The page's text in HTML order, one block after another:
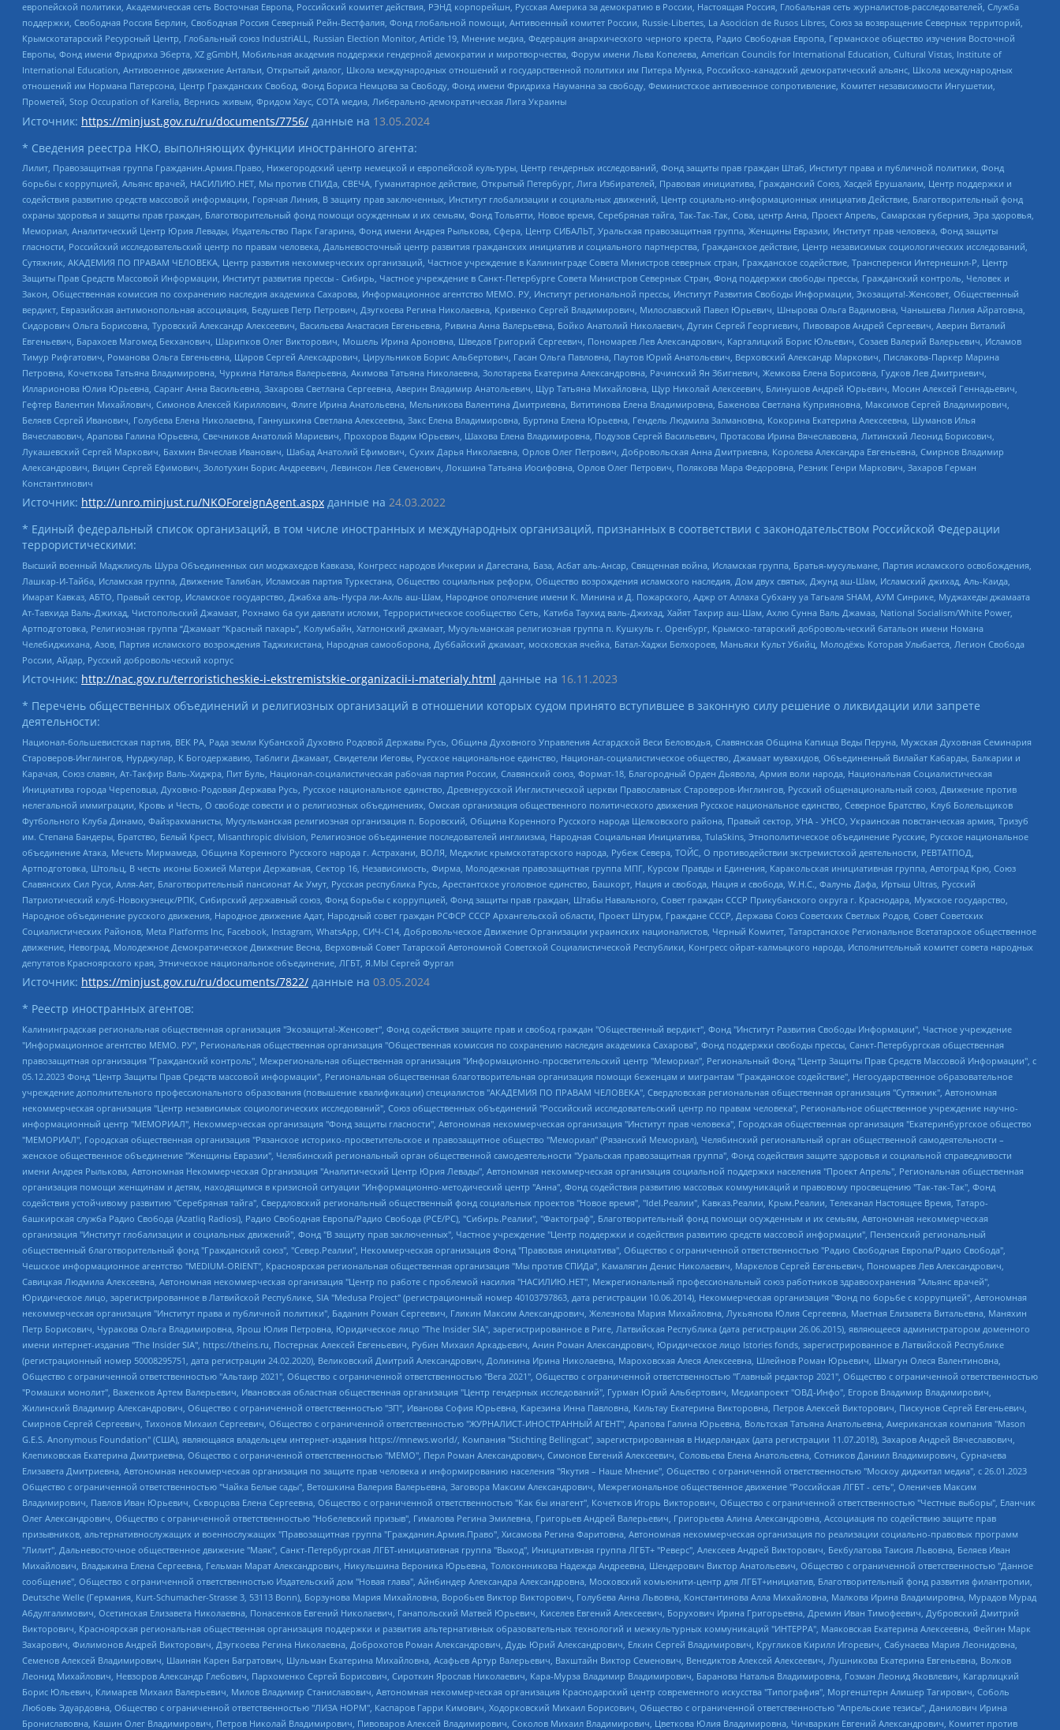
европейской политики, Академическая сеть Восточная Европа, Российский комитет действия, РЭНД корпорейшн, Русская Америка за демократию в России, Настоящая Россия, Глобальная сеть журналистов-расследователей, Служба
поддержки, Свободная Россия Берлин, Свободная Россия Северный Рейн-Вестфалия, Фонд глобальной помощи, Антивоенный комитет России, Russie-Libertes, La Asocicion de Rusos Libres, Союз за возвращение Северных территорий,
Крымскотатарский Ресурсный Центр, Глобальный союз IndustriALL, Russian Election Monitor, Article 19, Мнение медиа, Федерация анархического черного креста, Радио Свободная Европа, Германское общество изучения Восточной
Европы, Фонд имени Фридриха Эберта, XZ gGmbH, Мобильная академия поддержки гендерной демократии и миротворчества, Форум имени Льва Копелева, American Councils for International Education, Cultural Vistas, Institute of
International Education, Антивоенное движение Антальи, Открытый диалог, Школа международных отношений и государственной политики им Питера Мунка, Российско-канадский демократический альянс, Школа международных
отношений им Нормана Патерсона, Центр Гражданских Свобод, Фонд Бориса Немцова за Свободу, Фонд имени Фридриха Науманна за свободу, Феминистское антивоенное сопротивление, Комитет независимости Ингушетии,
Прометей, Stop Occupation of Karelia, Вернись живым, Фридом Хаус, СОТА медиа, Либерально-демократическая Лига Украины
Источник: https://minjust.gov.ru/ru/documents/7756/ данные на 13.05.2024
* Сведения реестра НКО, выполняющих функции иностранного агента:
Лилит, Правозащитная группа Гражданин.Армия.Право, Нижегородский центр немецкой и европейской культуры, Центр гендерных исследований, Фонд защиты прав граждан Штаб, Институт права и публичной политики, Фонд
борьбы с коррупцией, Альянс врачей, НАСИЛИЮ.НЕТ, Мы против СПИДа, СВЕЧА, Гуманитарное действие, Открытый Петербург, Лига Избирателей, Правовая инициатива, Гражданский Союз, Хасдей Ерушалаим, Центр поддержки и
содействия развитию средств массовой информации, Горячая Линия, В защиту прав заключенных, Институт глобализации и социальных движений, Центр социально-информационных инициатив Действие, Благотворительный фонд
охраны здоровья и защиты прав граждан, Благотворительный фонд помощи осужденным и их семьям, Фонд Тольятти, Новое время, Серебряная тайга, Так-Так-Так, Сова, центр Анна, Проект Апрель, Самарская губерния, Эра здоровья,
Мемориал, Аналитический Центр Юрия Левады, Издательство Парк Гагарина, Фонд имени Андрея Рылькова, Сфера, Центр СИБАЛЬТ, Уральская правозащитная группа, Женщины Евразии, Институт прав человека, Фонд защиты
гласности, Российский исследовательский центр по правам человека, Дальневосточный центр развития гражданских инициатив и социального партнерства, Гражданское действие, Центр независимых социологических исследований,
Сутяжник, АКАДЕМИЯ ПО ПРАВАМ ЧЕЛОВЕКА, Центр развития некоммерческих организаций, Частное учреждение в Калининграде Совета Министров северных стран, Гражданское содействие, Трансперенси Интернешнл-Р, Центр
Защиты Прав Средств Массовой Информации, Институт развития прессы - Сибирь, Частное учреждение в Санкт-Петербурге Совета Министров Северных Стран, Фонд поддержки свободы прессы, Гражданский контроль, Человек и
Закон, Общественная комиссия по сохранению наследия академика Сахарова, Информационное агентство МЕМО. РУ, Институт региональной прессы, Институт Развития Свободы Информации, Экозащита!-Женсовет, Общественный
вердикт, Евразийская антимонопольная ассоциация, Бедушев Петр Петрович, Дзугкоева Регина Николаевна, Кривенко Сергей Владимирович, Милославский Павел Юрьевич, Шнырова Ольга Вадимовна, Чанышева Лилия Айратовна,
Сидорович Ольга Борисовна, Туровский Александр Алексеевич, Васильева Анастасия Евгеньевна, Ривина Анна Валерьевна, Бойко Анатолий Николаевич, Дугин Сергей Георгиевич, Пивоваров Андрей Сергеевич, Аверин Виталий
Евгеньевич, Барахоев Магомед Бекханович, Шарипков Олег Викторович, Мошель Ирина Ароновна, Шведов Григорий Сергеевич, Пономарев Лев Александрович, Каргалицкий Борис Юльевич, Созаев Валерий Валерьевич, Исламов
Тимур Рифгатович, Романова Ольга Евгеньевна, Щаров Сергей Алексадрович, Цирульников Борис Альбертович, Гасан Ольга Павловна, Паутов Юрий Анатольевич, Верховский Александр Маркович, Пислакова-Паркер Марина
Петровна, Кочеткова Татьяна Владимировна, Чуркина Наталья Валерьевна, Акимова Татьяна Николаевна, Золотарева Екатерина Александровна, Рачинский Ян Збигневич, Жемкова Елена Борисовна, Гудков Лев Дмитриевич,
Илларионова Юлия Юрьевна, Саранг Анна Васильевна, Захарова Светлана Сергеевна, Аверин Владимир Анатольевич, Щур Татьяна Михайловна, Щур Николай Алексеевич, Блинушов Андрей Юрьевич, Мосин Алексей Геннадьевич,
Гефтер Валентин Михайлович, Симонов Алексей Кириллович, Флиге Ирина Анатольевна, Мельникова Валентина Дмитриевна, Вититинова Елена Владимировна, Баженова Светлана Куприяновна, Максимов Сергей Владимирович,
Беляев Сергей Иванович, Голубева Елена Николаевна, Ганнушкина Светлана Алексеевна, Закс Елена Владимировна, Буртина Елена Юрьевна, Гендель Людмила Залмановна, Кокорина Екатерина Алексеевна, Шуманов Илья
Вячеславович, Арапова Галина Юрьевна, Свечников Анатолий Мариевич, Прохоров Вадим Юрьевич, Шахова Елена Владимировна, Подузов Сергей Васильевич, Протасова Ирина Вячеславовна, Литинский Леонид Борисович,
Лукашевский Сергей Маркович, Бахмин Вячеслав Иванович, Шабад Анатолий Ефимович, Сухих Дарья Николаевна, Орлов Олег Петрович, Добровольская Анна Дмитриевна, Королева Александра Евгеньевна, Смирнов Владимир
Александрович, Вицин Сергей Ефимович, Золотухин Борис Андреевич, Левинсон Лев Семенович, Локшина Татьяна Иосифовна, Орлов Олег Петрович, Полякова Мара Федоровна, Резник Генри Маркович, Захаров Герман
Константинович
Источник: http://unro.minjust.ru/NKOForeignAgent.aspx данные на 24.03.2022
* Единый федеральный список организаций, в том числе иностранных и международных организаций, признанных в соответствии с законодательством Российской Федерации
террористическими:
Высший военный Маджлисуль Шура Объединенных сил моджахедов Кавказа, Конгресс народов Ичкерии и Дагестана, База, Асбат аль-Ансар, Священная война, Исламская группа, Братья-мусульмане, Партия исламского освобождения,
Лашкар-И-Тайба, Исламская группа, Движение Талибан, Исламская партия Туркестана, Общество социальных реформ, Общество возрождения исламского наследия, Дом двух святых, Джунд аш-Шам, Исламский джихад, Аль-Каида,
Имарат Кавказ, АБТО, Правый сектор, Исламское государство, Джабха аль-Нусра ли-Ахль аш-Шам, Народное ополчение имени К. Минина и Д. Пожарского, Аджр от Аллаха Субхану уа Тагьаля SHAM, АУМ Синрике, Муджахеды джамаата
Ат-Тавхида Валь-Джихад, Чистопольский Джамаат, Рохнамо ба суи давлати исломи, Террористическое сообщество Сеть, Катиба Таухид валь-Джихад, Хайят Тахрир аш-Шам, Ахлю Сунна Валь Джамаа, National Socialism/White Power,
Артподготовка, Религиозная группа “Джамаат “Красный пахарь”, Колумбайн, Хатлонский джамаат, Мусульманская религиозная группа п. Кушкуль г. Оренбург, Крымско-татарский добровольческий батальон имени Номана
Челебиджихана, Азов, Партия исламского возрождения Таджикистана, Народная самооборона, Дуббайский джамаат, московская ячейка, Батал-Хаджи Белхороев, Маньяки Культ Убийц, Молодёжь Которая Улыбается, Легион Свобода
России, Айдар, Русский добровольческий корпус
Источник: http://nac.gov.ru/terroristicheskie-i-ekstremistskie-organizacii-i-materialy.html данные на 16.11.2023
* Перечень общественных объединений и религиозных организаций в отношении которых судом принято вступившее в законную силу решение о ликвидации или запрете
деятельности:
Национал-большевистская партия, ВЕК РА, Рада земли Кубанской Духовно Родовой Державы Русь, Община Духовного Управления Асгардской Веси Беловодья, Славянская Община Капища Веды Перуна, Мужская Духовная Семинария
Староверов-Инглингов, Нурджулар, К Богодержавию, Таблиги Джамаат, Свидетели Иеговы, Русское национальное единство, Национал-социалистическое общество, Джамаат мувахидов, Объединенный Вилайат Кабарды, Балкарии и
Карачая, Союз славян, Ат-Такфир Валь-Хиджра, Пит Буль, Национал-социалистическая рабочая партия России, Славянский союз, Формат-18, Благородный Орден Дьявола, Армия воли народа, Национальная Социалистическая
Инициатива города Череповца, Духовно-Родовая Держава Русь, Русское национальное единство, Древнерусской Инглистической церкви Православных Староверов-Инглингов, Русский общенациональный союз, Движение против
нелегальной иммиграции, Кровь и Честь, О свободе совести и о религиозных объединениях, Омская организация общественного политического движения Русское национальное единство, Северное Братство, Клуб Болельщиков
Футбольного Клуба Динамо, Файзрахманисты, Мусульманская религиозная организация п. Боровский, Община Коренного Русского народа Щелковского района, Правый сектор, УНА - УНСО, Украинская повстанческая армия, Тризуб
им. Степана Бандеры, Братство, Белый Крест, Misanthropic division, Религиозное объединение последователей инглиизма, Народная Социальная Инициатива, TulaSkins, Этнополитическое объединение Русские, Русское национальное
объединение Атака, Мечеть Мирмамеда, Община Коренного Русского народа г. Астрахани, ВОЛЯ, Меджлис крымскотатарского народа, Рубеж Севера, ТОЙС, О противодействии экстремистской деятельности, РЕВТАТПОД,
Артподготовка, Штольц, В честь иконы Божией Матери Державная, Сектор 16, Независимость, Фирма, Молодежная правозащитная группа МПГ, Курсом Правды и Единения, Каракольская инициативная группа, Автоград Крю, Союз
Славянских Сил Руси, Алля-Аят, Благотворительный пансионат Ак Умут, Русская республика Русь, Арестантское уголовное единство, Башкорт, Нация и свобода, Нация и свобода, W.H.С., Фалунь Дафа, Иртыш Ultras, Русский
Патриотический клуб-Новокузнецк/РПК, Сибирский державный союз, Фонд борьбы с коррупцией, Фонд защиты прав граждан, Штабы Навального, Совет граждан СССР Прикубанского округа г. Краснодара, Мужское государство,
Народное объединение русского движения, Народное движение Адат, Народный совет граждан РСФСР СССР Архангельской области, Проект Штурм, Граждане СССР, Держава Союз Советских Светлых Родов, Совет Советских
Социалистических Районов, Meta Platforms Inc, Facebook, Instagram, WhatsApp, СИЧ-С14, Добровольческое Движение Организации украинских националистов, Черный Комитет, Татарстанское Региональное Всетатарское общественное
движение, Невоград, Молодежное Демократическое Движение Весна, Верховный Совет Татарской Автономной Советской Социалистической Республики, Конгресс ойрат-калмыцкого народа, Исполнительный комитет совета народных
депутатов Красноярского края, Этническое национальное объединение, ЛГБТ, Я.МЫ Сергей Фургал
Источник: https://minjust.gov.ru/ru/documents/7822/ данные на 03.05.2024
* Реестр иностранных агентов:
Калининградская региональная общественная организация "Экозащита!-Женсовет", Фонд содействия защите прав и свобод граждан "Общественный вердикт", Фонд "Институт Развития Свободы Информации", Частное учреждение "Информационное агентство МЕМО. РУ", Региональная общественная организация "Общественная комиссия по сохранению наследия академика Сахарова", Фонд поддержки свободы прессы, Санкт-Петербургская общественная правозащитная организация "Гражданский контроль", Межрегиональная общественная организация "Информационно-просветительский центр "Мемориал", Региональный Фонд "Центр Защиты Прав Средств Массовой Информации", с 05.12.2023 Фонд "Центр Защиты Прав Средств массовой информации", Региональная общественная благотворительная организация помощи беженцам и мигрантам "Гражданское содействие", Негосударственное образовательное учреждение дополнительного профессионального образования (повышение квалификации) специалистов "АКАДЕМИЯ ПО ПРАВАМ ЧЕЛОВЕКА", Свердловская региональная общественная организация "Сутяжник", Автономная некоммерческая организация "Центр независимых социологических исследований", Союз общественных объединений "Российский исследовательский центр по правам человека", Региональное общественное учреждение научно-информационный центр "МЕМОРИАЛ", Некоммерческая организация "Фонд защиты гласности", Автономная некоммерческая организация "Институт прав человека", Городская общественная организация "Екатеринбургское общество "МЕМОРИАЛ", Городская общественная организация "Рязанское историко-просветительское и правозащитное общество "Мемориал" (Рязанский Мемориал), Челябинский региональный орган общественной самодеятельности – женское общественное объединение "Женщины Евразии", Челябинский региональный орган общественной самодеятельности "Уральская правозащитная группа", Фонд содействия защите здоровья и социальной справедливости имени Андрея Рылькова, Автономная Некоммерческая Организация "Аналитический Центр Юрия Левады", Автономная некоммерческая организация социальной поддержки населения "Проект Апрель", Региональная общественная организация помощи женщинам и детям, находящимся в кризисной ситуации "Информационно-методический центр "Анна", Фонд содействия развитию массовых коммуникаций и правовому просвещению "Так-так-Так", Фонд содействия устойчивому развитию "Серебряная тайга", Свердловский региональный общественный фонд социальных проектов "Новое время", "Idel.Реалии", Кавказ.Реалии, Крым.Реалии, Телеканал Настоящее Время, Татаро-башкирская служба Радио Свобода (Azatliq Radiosi), Радио Свободная Европа/Радио Свобода (PCE/PC), "Сибирь.Реалии", "Фактограф", Благотворительный фонд помощи осужденным и их семьям, Автономная некоммерческая организация "Институт глобализации и социальных движений", Фонд "В защиту прав заключенных", Частное учреждение "Центр поддержки и содействия развитию средств массовой информации", Пензенский региональный общественный благотворительный фонд "Гражданский союз", "Север.Реалии", Некоммерческая организация Фонд "Правовая инициатива", Общество с ограниченной ответственностью "Радио Свободная Европа/Радио Свобода", Чешское информационное агентство "MEDIUM-ORIENT", Красноярская региональная общественная организация "Мы против СПИДа", Камалягин Денис Николаевич, Маркелов Сергей Евгеньевич, Пономарев Лев Александрович, Савицкая Людмила Алексеевна, Автономная некоммерческая организация "Центр по работе с проблемой насилия "НАСИЛИЮ.НЕТ", Межрегиональный профессиональный союз работников здравоохранения "Альянс врачей", Юридическое лицо, зарегистрированное в Латвийской Республике, SIA "Medusa Project" (регистрационный номер 40103797863, дата регистрации 10.06.2014), Некоммерческая организация "Фонд по борьбе с коррупцией", Автономная некоммерческая организация "Институт права и публичной политики", Баданин Роман Сергеевич, Гликин Максим Александрович, Железнова Мария Михайловна, Лукьянова Юлия Сергеевна, Маетная Елизавета Витальевна, Маняхин Петр Борисович, Чуракова Ольга Владимировна, Ярош Юлия Петровна, Юридическое лицо "The Insider SIA", зарегистрированное в Риге, Латвийская Республика (дата регистрации 26.06.2015), являющееся администратором доменного имени интернет-издания "The Insider SIA", https://theins.ru, Постернак Алексей Евгеньевич, Рубин Михаил Аркадьевич, Анин Роман Александрович, Юридическое лицо Istories fonds, зарегистрированное в Латвийской Республике (регистрационный номер 50008295751, дата регистрации 24.02.2020), Великовский Дмитрий Александрович, Долинина Ирина Николаевна, Мароховская Алеся Алексеевна, Шлейнов Роман Юрьевич, Шмагун Олеся Валентиновна, Общество с ограниченной ответственностью "Альтаир 2021", Общество с ограниченной ответственностью "Вега 2021", Общество с ограниченной ответственностью "Главный редактор 2021", Общество с ограниченной ответственностью "Ромашки монолит", Важенков Артем Валерьевич, Ивановская областная общественная организация "Центр гендерных исследований", Гурман Юрий Альбертович, Медиапроект "ОВД-Инфо", Егоров Владимир Владимирович, Жилинский Владимир Александрович, Общество с ограниченной ответственностью "ЗП", Иванова София Юрьевна, Карезина Инна Павловна, Кильтау Екатерина Викторовна, Петров Алексей Викторович, Пискунов Сергей Евгеньевич, Смирнов Сергей Сергеевич, Тихонов Михаил Сергеевич, Общество с ограниченной ответственностью "ЖУРНАЛИСТ-ИНОСТРАННЫЙ АГЕНТ", Арапова Галина Юрьевна, Вольтская Татьяна Анатольевна, Американская компания "Mason G.E.S. Anonymous Foundation" (США), являющаяся владельцем интернет-издания https://mnews.world/, Компания "Stichting Bellingcat", зарегистрированная в Нидерландах (дата регистрации 11.07.2018), Захаров Андрей Вячеславович, Клепиковская Екатерина Дмитриевна, Общество с ограниченной ответственностью "МЕМО", Перл Роман Александрович, Симонов Евгений Алексеевич, Соловьева Елена Анатольевна, Сотников Даниил Владимирович, Сурначева Елизавета Дмитриевна, Автономная некоммерческая организация по защите прав человека и информированию населения "Якутия – Наше Мнение", Общество с ограниченной ответственностью "Москоу диджитал медиа", с 26.01.2023 Общество с ограниченной ответственностью "Чайка Белые сады", Ветошкина Валерия Валерьевна, Заговора Максим Александрович, Межрегиональное общественное движение "Российская ЛГБТ - сеть", Оленичев Максим Владимирович, Павлов Иван Юрьевич, Скворцова Елена Сергеевна, Общество с ограниченной ответственностью "Как бы инагент", Кочетков Игорь Викторович, Общество с ограниченной ответственностью "Честные выборы", Еланчик Олег Александрович, Общество с ограниченной ответственностью "Нобелевский призыв", Гималова Регина Эмилевна, Григорьев Андрей Валерьевич, Григорьева Алина Александровна, Ассоциация по содействию защите прав призывников, альтернативнослужащих и военнослужащих "Правозащитная группа "Гражданин.Армия.Право", Хисамова Регина Фаритовна, Автономная некоммерческая организация по реализации социально-правовых программ "Лилит", Дальневосточное общественное движение "Маяк", Санкт-Петербургская ЛГБТ-инициативная группа "Выход", Инициативная группа ЛГБТ+ "Реверс", Алексеев Андрей Викторович, Бекбулатова Таисия Львовна, Беляев Иван Михайлович, Владыкина Елена Сергеевна, Гельман Марат Александрович, Никульшина Вероника Юрьевна, Толоконникова Надежда Андреевна, Шендерович Виктор Анатольевич, Общество с ограниченной ответственностью "Данное сообщение", Общество с ограниченной ответственностью Издательский дом "Новая глава", Айнбиндер Александра Александровна, Московский комьюнити-центр для ЛГБТ+инициатив, Благотворительный фонд развития филантропии, Deutsche Welle (Германия, Kurt-Schumacher-Strasse 3, 53113 Bonn), Борзунова Мария Михайловна, Воробьев Виктор Викторович, Голубева Анна Львовна, Константинова Алла Михайловна, Малкова Ирина Владимировна, Мурадов Мурад Абдулгалимович, Осетинская Елизавета Николаевна, Понасенков Евгений Николаевич, Ганапольский Матвей Юрьевич, Киселев Евгений Алексеевич, Борухович Ирина Григорьевна, Дремин Иван Тимофеевич, Дубровский Дмитрий Викторович, Красноярская региональная общественная организация поддержки и развития альтернативных образовательных технологий и межкультурных коммуникаций "ИНТЕРРА", Маяковская Екатерина Алексеевна, Фейгин Марк Захарович, Филимонов Андрей Викторович, Дзугкоева Регина Николаевна, Доброхотов Роман Александрович, Дудь Юрий Александрович, Елкин Сергей Владимирович, Кругликов Кирилл Игоревич, Сабунаева Мария Леонидовна, Семенов Алексей Владимирович, Шаинян Карен Багратович, Шульман Екатерина Михайловна, Асафьев Артур Валерьевич, Вахштайн Виктор Семенович, Венедиктов Алексей Алексеевич, Лушникова Екатерина Евгеньевна, Волков Леонид Михайлович, Невзоров Александр Глебович, Пархоменко Сергей Борисович, Сироткин Ярослав Николаевич, Кара-Мурза Владимир Владимирович, Баранова Наталья Владимировна, Гозман Леонид Яковлевич, Кагарлицкий Борис Юльевич, Климарев Михаил Валерьевич, Милов Владимир Станиславович, Автономная некоммерческая организация Краснодарский центр современного искусства "Типография", Моргенштерн Алишер Тагирович, Соболь Любовь Эдуардовна, Общество с ограниченной ответственностью "ЛИЗА НОРМ", Каспаров Гарри Кимович, Ходорковский Михаил Борисович, Общество с ограниченной ответственностью "Апрельские тезисы", Данилович Ирина Брониславовна, Кашин Олег Владимирович, Петров Николай Владимирович, Пивоваров Алексей Владимирович, Соколов Михаил Владимирович, Цветкова Юлия Владимировна, Чичваркин Евгений Александрович, Комитет против пыток/Команда против пыток, Общество с ограниченной ответственностью "Первый научный", Общество с ограниченной ответственностью "Вертолет и ко", Белоцерковская Вероника Борисовна, Кац Максим Евгеньевич, Лазарева Татьяна Юрьевна, Шаведдинов Руслан Табризович, Яшин Илья Валерьевич, Общество с ограниченной ответственностью "Иноагент ААВ", Алешковский Дмитрий Петрович, Альбац Евгения Марковна, Быков Дмитрий Львович, Галямина Юлия Евгеньевна, Лойко Сергей Леонидович, Мартынов Кирилл Константинович, Медведев Сергей Александрович, Крашенинников Федор Геннадиевич, Гордеева Катерина Вл